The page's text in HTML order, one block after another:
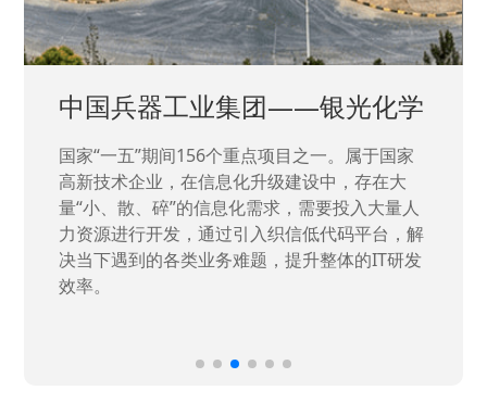
中国兵器工业集团——银光化学
国家“一五”期间156个重点项目之一。属于国家
高新技术企业，在信息化升级建设中，存在大
量“小、散、碎”的信息化需求，需要投入大量人
力资源进行开发，通过引入织信低代码平台，解
决当下遇到的各类业务难题，提升整体的IT研发
效率。